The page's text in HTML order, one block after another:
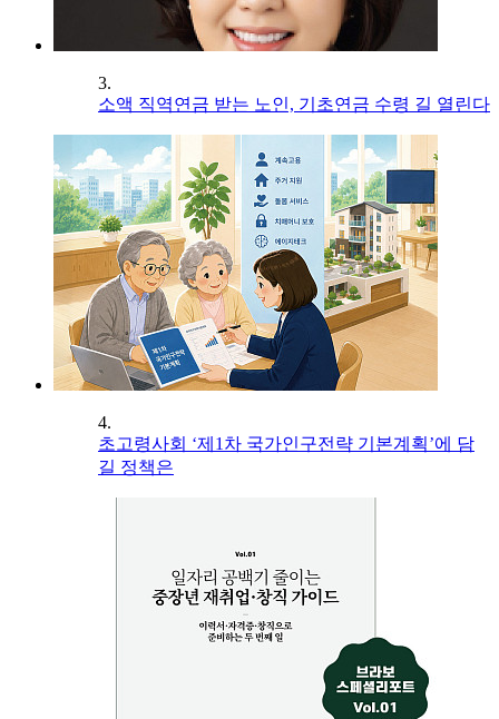
3.
소액 직역연금 받는 노인, 기초연금 수령 길 열린다
4.
초고령사회 ‘제1차 국가인구전략 기본계획’에 담
길 정책은